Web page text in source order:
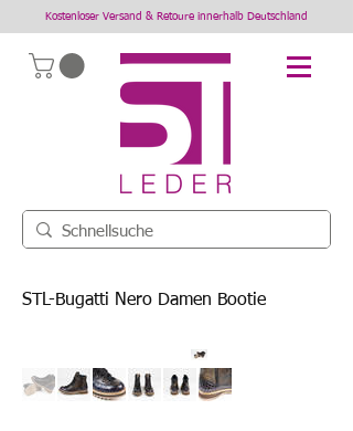
Kostenloser Versand & Retoure innerhalb Deutschland
STL-Bugatti Nero Damen Bootie